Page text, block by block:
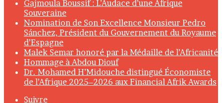
Gajmoula Boussif : L’Audace d’une Afrique
Souveraine
Nomination de Son Excellence Monsieur Pedro
Sánchez, Président du Gouvernement du Royaume
d’Espagne
Malek Semar honoré par la Médaille de l’Africanité
Hommage à Abdou Diouf
Dr. Mohamed H’Midouche distingué Économiste
de l’Afrique 2025–2026 aux Financial Afrik Awards
Suivre